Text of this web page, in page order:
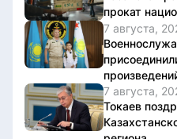
прокат
7 августа,
7 августа,
Токаев